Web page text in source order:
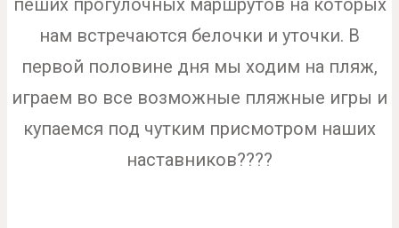
пеших прогулочных маршрутов на которых
нам встречаются белочки и уточки. В
первой половине дня мы ходим на пляж,
играем во все возможные пляжные игры и
купаемся под чутким присмотром наших
наставников????